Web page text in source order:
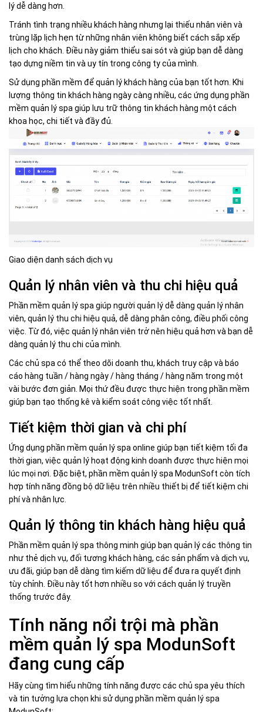
lý dễ dàng hơn.
Tránh tình trạng nhiều khách hàng nhưng lại thiếu nhân viên và
trùng lặp lịch hẹn từ những nhân viên không biết cách sắp xếp
lịch cho khách. Điều này giảm thiểu sai sót và giúp bạn dễ dàng
tạo dựng niềm tin và uy tín trong công ty của mình.
Sử dụng phần mềm để quản lý khách hàng của bạn tốt hơn. Khi
lượng thông tin khách hàng ngày càng nhiều, các ứng dụng phần
mềm quản lý spa giúp lưu trữ thông tin khách hàng một cách
khoa học, chi tiết và đầy đủ.
Giao diện danh sách dịch vụ
Quản lý nhân viên và thu chi hiệu quả
Phần mềm quản lý spa giúp người quản lý dễ dàng quản lý nhân
viên, quản lý thu chi hiệu quả, dễ dàng phân công, điều phối công
việc. Từ đó, việc quản lý nhân viên trở nên hiệu quả hơn và bạn dễ
dàng quản lý thu chi của mình.
Các chủ spa có thể theo dõi doanh thu, khách truy cập và báo
cáo hàng tuần / hàng ngày / hàng tháng / hàng năm trong một
vài bước đơn giản. Mọi thứ đều được thực hiện trong phần mềm
giúp bạn tạo thống kê và kiểm soát công việc tốt nhất.
Tiết kiệm thời gian và chi phí
Ứng dụng phần mềm quản lý spa online giúp bạn tiết kiệm tối đa
thời gian, việc quản lý hoạt động kinh doanh được thực hiện mọi
lúc mọi nơi. Đặc biệt, phần mềm quản lý spa ModunSoft còn tích
hợp tính năng đồng bộ dữ liệu trên nhiều thiết bị để tiết kiệm chi
phí và nhân lực.
Quản lý thông tin khách hàng hiệu quả
Phần mềm quản lý spa thông minh giúp bạn quản lý các thông tin
như thẻ dịch vụ, đối tương khách hàng, các sản phẩm và dịch vụ,
ưu đãi, giúp bạn dễ dàng tìm kiếm dữ liệu để đưa ra quyết định
tùy chỉnh. Điều này tốt hơn nhiều so với cách quản lý truyền
thống trước đây.
Tính năng nổi trội mà phần
mềm quản lý spa ModunSoft
đang cung cấp
Hãy cùng tìm hiểu những tính năng được các chủ spa yêu thích
và tin tưởng lựa chọn khi sử dụng phần mềm quản lý spa